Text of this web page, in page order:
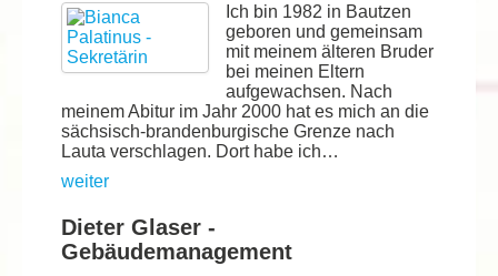
Ich bin 1982 in Bautzen
geboren und gemeinsam
mit meinem älteren Bruder
bei meinen Eltern
aufgewachsen. Nach
meinem Abitur im Jahr 2000 hat es mich an die
sächsisch-brandenburgische Grenze nach
Lauta verschlagen. Dort habe ich…
weiter
Dieter Glaser -
Gebäudemanagement